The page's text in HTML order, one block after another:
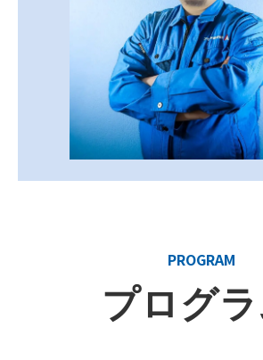
PROGRAM
プログ